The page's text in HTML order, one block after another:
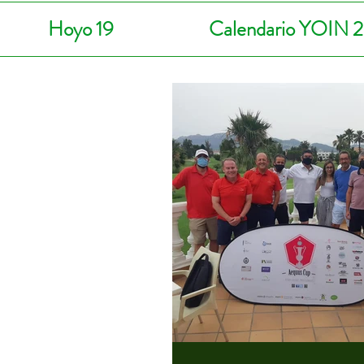
Hoyo 19 Calendario YOIN